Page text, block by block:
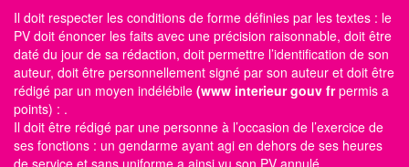
Il doit respecter les conditions de forme définies par les textes : le
PV doit énoncer les faits avec une précision raisonnable, doit être
daté du jour de sa rédaction, doit permettre l’identification de son
auteur, doit être personnellement signé par son auteur et doit être
rédigé par un moyen indélébile (www interieur gouv frpermis a
points) : .
Il doit être rédigé par une personne à l’occasion de l’exercice de
ses fonctions : un gendarme ayant agi en dehors de ses heures
de service et sans uniforme a ainsi vu son PV annulé.